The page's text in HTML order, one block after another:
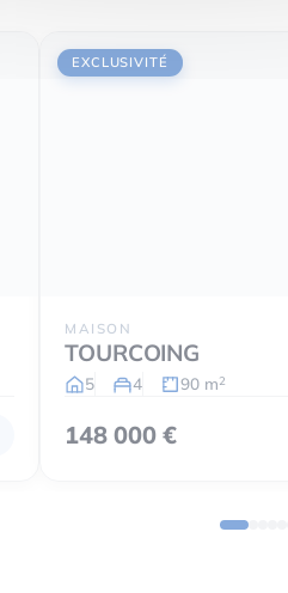
EXCLUSIVITÉ
MAISON
TOURCOING
5 4 90 m2
148 000 €